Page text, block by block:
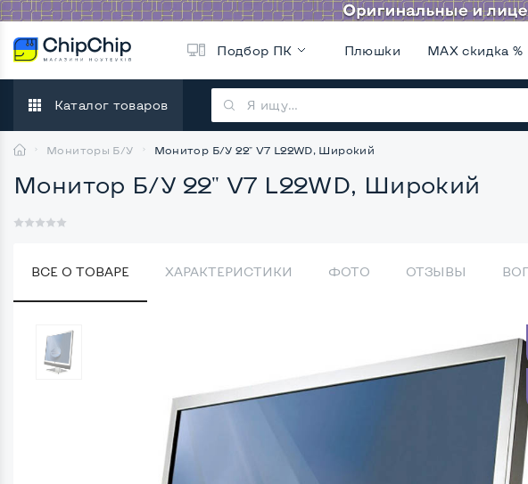
Подбор ПК Плюшки MAX скидка %
Каталог товаров
Мониторы Б/У Монитор Б/У 22" V7 L22WD, Широкий
Монитор Б/У 22" V7 L22WD, Широкий
ВСЕ О ТОВАРЕ ХАРАКТЕРИСТИКИ ФОТО ОТЗЫВЫ